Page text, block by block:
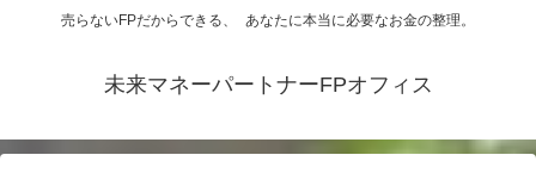
売らないFPだからできる、 あなたに本当に必要なお金の整理。
未来マネーパートナーFPオフィス